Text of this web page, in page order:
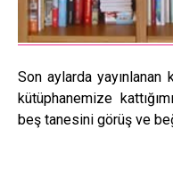
Son aylarda
kütüphanemize
beş tanesini görüş ve